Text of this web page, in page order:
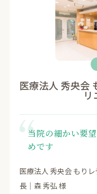
医療法人 秀央会
リ
当院の細かい要
めです
医療法人 秀央会 もり
長｜森 秀弘 様